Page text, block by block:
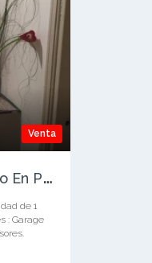
Venta
E
n Venta Precioso Partamento En Punta del Este!!
de 1
: Garage